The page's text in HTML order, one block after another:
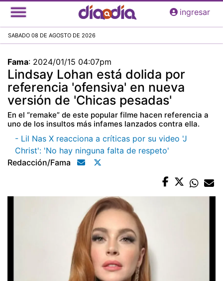
Pasar
al
principal
ingresar
SABADO 08 DE AGOSTO DE 2026
Fama: 2024/01/15 04:07pm
Lindsay Lohan está dolida por
referencia 'ofensiva' en nueva
versión de 'Chicas pesadas'
En el “remake” de este popular filme hacen referencia a
uno de los insultos más infames lanzados contra ella.
- Lil Nas X reacciona a críticas por su video 'J
Christ': 'No hay ninguna falta de respeto'
Redacción/fama